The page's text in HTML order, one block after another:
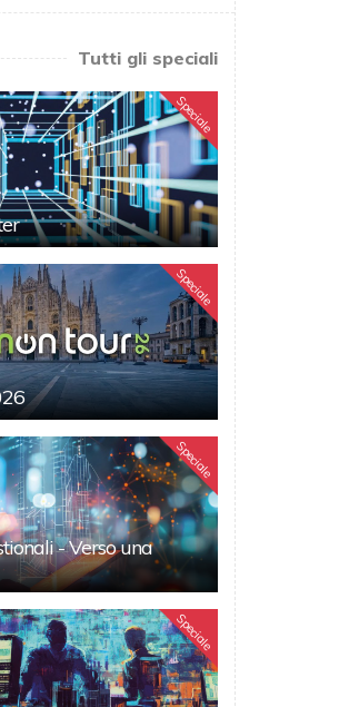
Tutti gli speciali
Speciale
Speciale
Speciale
- Verso una
Speciale